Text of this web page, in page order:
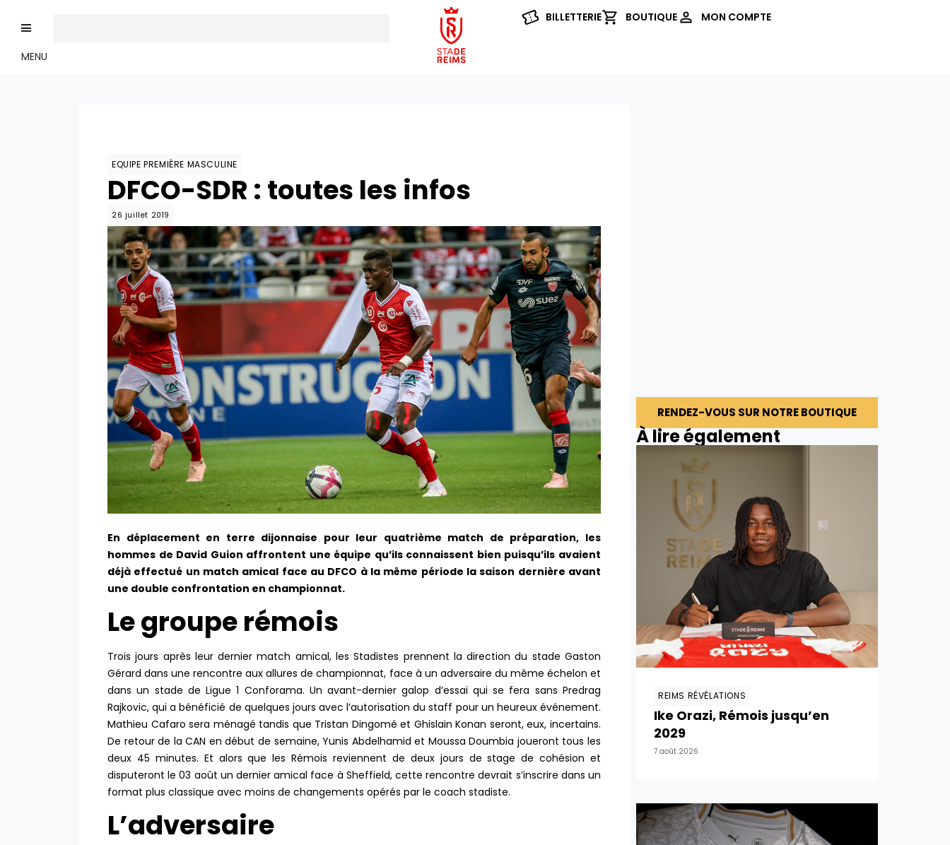
MENU
BILLETTERIE BOUTIQUE MON COMPTE
EQUIPE PREMIÈRE MASCULINE
DFCO-SDR : toutes les infos
26 juillet 2019
En déplacement en terre dijonnaise pour leur quatrième match de préparation, les
hommes de David Guion affrontent une équipe qu’ils connaissent bien puisqu’ils avaient
déjà effectué un match amical face au DFCO à la même période la saison dernière avant
une double confrontation en championnat.
Le groupe rémois
Trois jours après leur dernier match amical, les Stadistes prennent la direction du stade Gaston
Gérard dans une rencontre aux allures de championnat, face à un adversaire du même échelon et
dans un stade de Ligue 1 Conforama. Un avant-dernier galop d’essai qui se fera sans Predrag
Rajkovic, qui a bénéficié de quelques jours avec l’autorisation du staff pour un heureux événement.
Mathieu Cafaro sera ménagé tandis que Tristan Dingomé et Ghislain Konan seront, eux, incertains.
De retour de la CAN en début de semaine, Yunis Abdelhamid et Moussa Doumbia joueront tous les
deux 45 minutes. Et alors que les Rémois reviennent de deux jours de stage de cohésion et
disputeront le 03 août un dernier amical face à Sheffield, cette rencontre devrait s’inscrire dans un
format plus classique avec moins de changements opérés par le coach stadiste.
L’adversaire
RENDEZ-VOUS SUR NOTRE BOUTIQUE
À lire également
REIMS RÉVÉLATIONS
Ike Orazi, Rémois jusqu’en
2029
7 août 2026